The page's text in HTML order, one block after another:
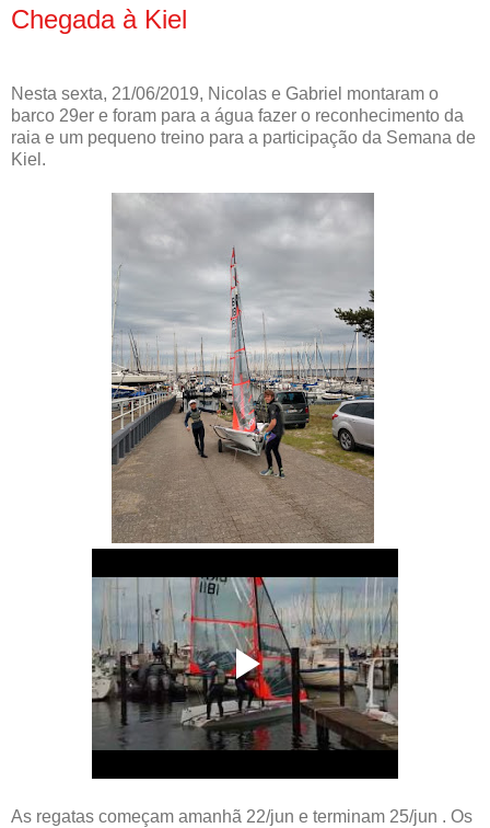
Chegada à Kiel
Nesta sexta, 21/06/2019, Nicolas e Gabriel montaram o
barco 29er e foram para a água fazer o reconhecimento da
raia e um pequeno treino para a participação da Semana de
Kiel.
As regatas começam amanhã 22/jun e terminam 25/jun . Os